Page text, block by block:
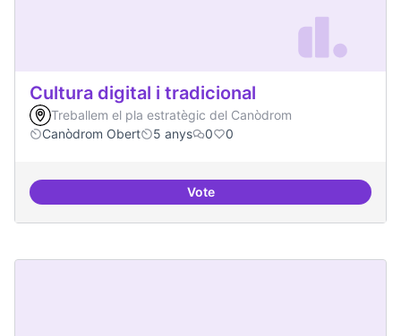
Cultura digital i tradicional
Treballem el pla estratègic del Canòdrom
Canòdrom Obert
5 anys 0 0
VoteCultura digital i tradicional